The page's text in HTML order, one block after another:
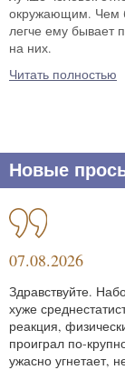
окружающим. Чем
легче ему бывает
на них.
Читать полностью
Новые
07.08.2026
Здравствуйте.
хуже
реакция,
проиграл по-
ужасно угнетает,